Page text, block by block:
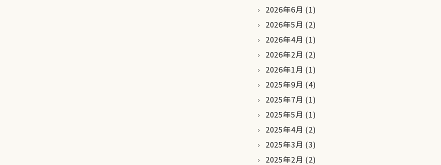
2026年6月 (1)
2026年5月 (2)
2026年4月 (1)
2026年2月 (2)
2026年1月 (1)
2025年9月 (4)
2025年7月 (1)
2025年5月 (1)
2025年4月 (2)
2025年3月 (3)
2025年2月 (2)